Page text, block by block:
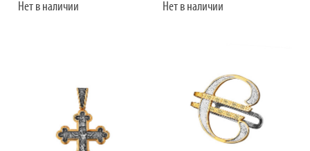
Нет в наличии Нет в наличии